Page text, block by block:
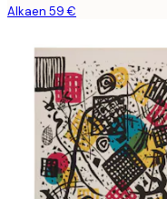
Alkaen 59 €